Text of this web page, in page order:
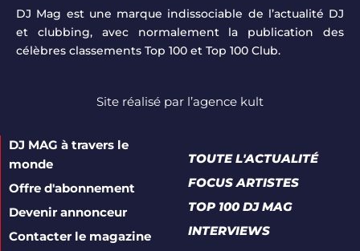
DJ Mag est une marque indissociable de l’actualité DJ
et clubbing, avec normalement la publication des
célèbres classements Top 100 et Top 100 Club.
Site réalisé par l’agence kult
DJ MAG à travers le
monde
Offre d'abonnement
Devenir annonceur
Contacter le magazine
TOUTE L'ACTUALITÉ
FOCUS ARTISTES
TOP 100 DJ MAG
INTERVIEWS